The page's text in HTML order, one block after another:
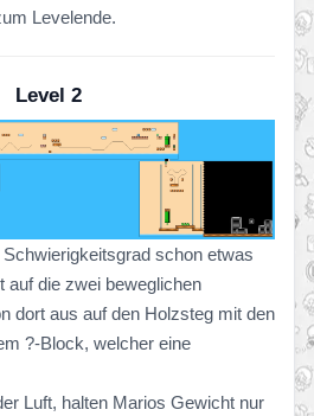
Levelende.
Level 2
schon etwas
auf die zwei beweglichen
dort aus auf den Holzsteg mit den
?-Block, welcher eine
Luft, halten Marios Gewicht nur